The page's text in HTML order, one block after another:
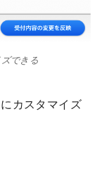
できる
カスタマイズ